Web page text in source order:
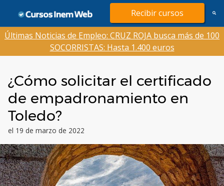
contenido
Recibir cursos
Últimas Noticias de Empleo: CRUZ ROJA busca más de 100
SOCORRISTAS: Hasta 1.400 euros
¿Cómo solicitar el certificado
de empadronamiento en
Toledo?
el 19 de marzo de 2022